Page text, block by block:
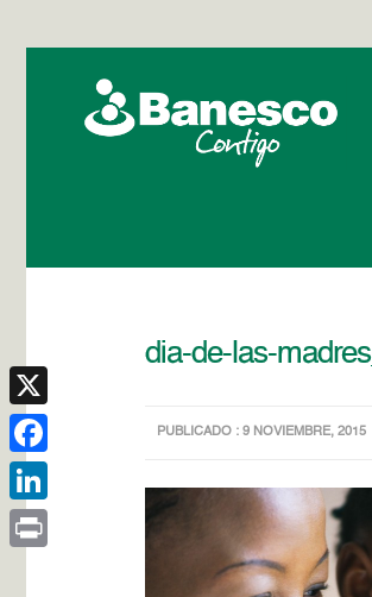
dia-de-las-
PUBLICADO : 9 NOVIEMBRE, 2015
X
Facebook
LinkedIn